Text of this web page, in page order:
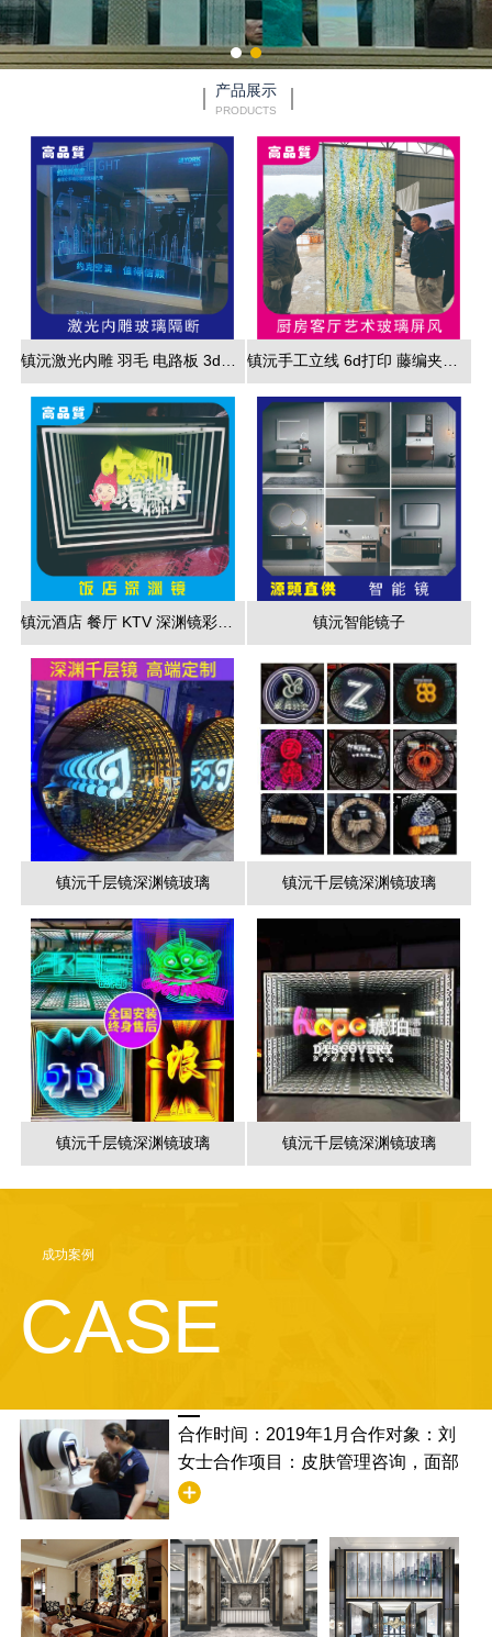
产品展示
PRODUCTS
镇沅激光内雕 羽毛 电路板 3d效果展现 镇沅手工立线 6d打印 藤编夹胶 新款 厂家直销
镇沅酒店 餐厅 KTV 深渊镜彩色跑马灯 镇沅智能镜子
镇沅千层镜深渊镜玻璃 镇沅千层镜深渊镜玻璃
镇沅千层镜深渊镜玻璃 镇沅千层镜深渊镜玻璃
成功案例
CASE
合作时间：2019年1月合作对象：刘
女士合作项目：皮肤管理咨询，面部
清洁合作满意度：非常满意，并且学